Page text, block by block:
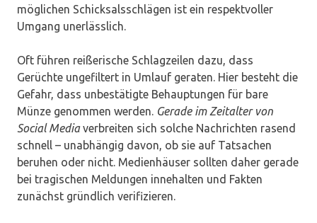
möglichen Schicksalsschlägen ist ein respektvoller
Umgang unerlässlich.
Oft führen reißerische Schlagzeilen dazu, dass
Gerüchte ungefiltert in Umlauf geraten. Hier besteht die
Gefahr, dass unbestätigte Behauptungen für bare
Münze genommen werden. Gerade im Zeitalter von
Social Mediaverbreiten sich solche Nachrichten rasend
schnell – unabhängig davon, ob sie auf Tatsachen
beruhen oder nicht. Medienhäuser sollten daher gerade
bei tragischen Meldungen innehalten und Fakten
zunächst gründlich verifizieren.